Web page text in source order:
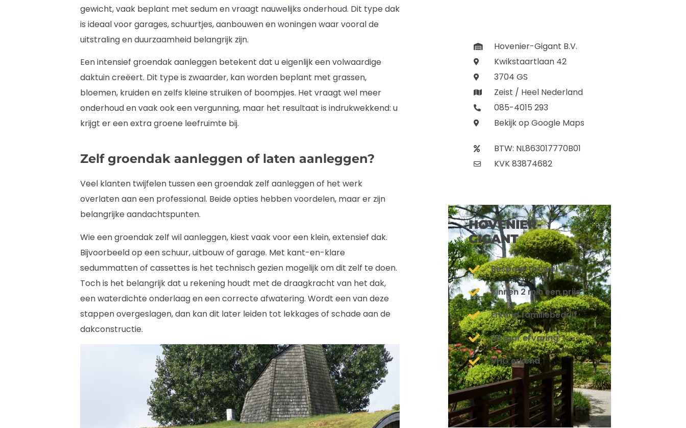
gewicht, vaak beplant met sedum en vraagt nauwelijks onderhoud. Dit type dak
is ideaal voor garages, schuurtjes, aanbouwen en woningen waar vooral de
uitstraling en duurzaamheid belangrijk zijn.
Een intensief groendak aanleggen betekent dat u eigenlijk een volwaardige
daktuin creëert. Dit type is zwaarder, kan worden beplant met grassen,
bloemen, kruiden en zelfs kleine struiken of boompjes. Het vraagt wel meer
onderhoud en vaak ook een vergunning, maar het resultaat is indrukwekkend: u
krijgt er een extra groene leefruimte bij.
Zelf groendak aanleggen of laten aanleggen?
Veel klanten twijfelen tussen een groendak zelf aanleggen of het werk
overlaten aan een professional. Beide opties hebben voordelen, maar er zijn
belangrijke aandachtspunten.
Wie een groendak zelf wil aanleggen, kiest vaak voor een klein, extensief dak.
Bijvoorbeeld op een schuur, uitbouw of garage. Met kant-en-klare
sedummatten of cassettes is het technisch gezien mogelijk om dit zelf te doen.
Toch is het belangrijk dat u rekening houdt met de draagkracht van het dak,
een waterdichte onderlaag en een correcte afwatering. Wordt een van deze
stappen overgeslagen, dan kan dit later leiden tot lekkages of schade aan de
dakconstructie.
Hovenier-Gigant B.V.
Kwikstaartlaan 42
3704 GS
Zeist / Heel Nederland
085-4015 293
Bekijk op Google Maps
BTW: NL863017770B01
KVK 83874682
HOVENIER-
GIGANT
Bespaar tot wel 40%
Binnen 2 min een prijs
Erkend familiebedrijf
34 jaar ervaring
VHG erkend